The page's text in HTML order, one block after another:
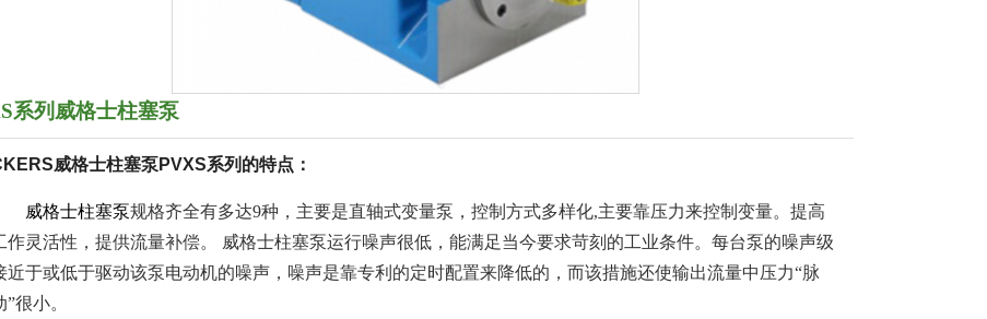
系列威格士柱塞泵
威格士柱塞泵PVXS系列的特点：
威格士柱塞泵规格齐全有多达9种，主要是直轴式变量泵，控制方式多样化,主要靠压力来控制变量。提高
作灵活性，提供流量补偿。 威格士柱塞泵运行噪声很低，能满足当今要求苛刻的工业条件。每台泵的噪声级
近于或低于驱动该泵电动机的噪声，噪声是靠专利的定时配置来降低的，而该措施还使输出流量中压力“脉
”很小。